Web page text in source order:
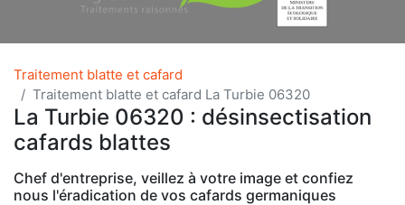
Traitement blatte et cafard
Traitement blatte et cafard La Turbie 06320
La Turbie 06320 : désinsectisation
cafards blattes
Chef d'entreprise, veillez à votre image et confiez
nous l'éradication de vos cafards germaniques